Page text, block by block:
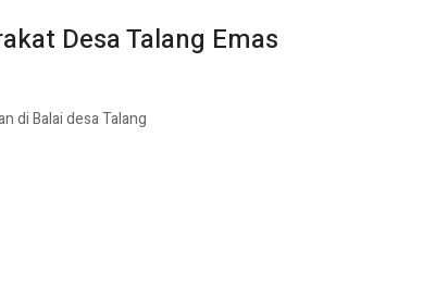
Desa Talang Emas
di Balai desa Talang